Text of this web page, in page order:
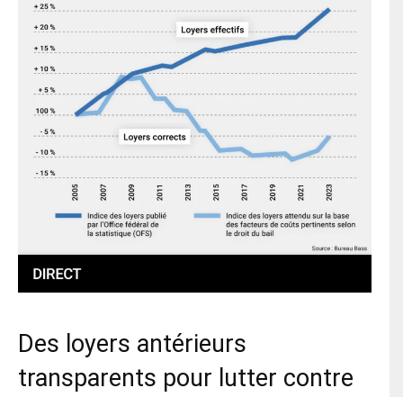
Des loyers antérieurs
transparents pour lutter contre